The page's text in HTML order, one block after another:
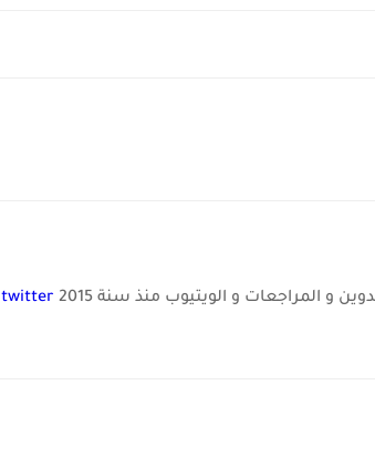
و المراجعات و الويتيوب منذ سنة 2015
twitter